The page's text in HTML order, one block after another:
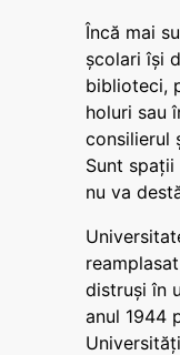
Încă mai
școlari își
biblioteci,
holuri sau
consilierul
Sunt
nu va
distruși în
anul 1944